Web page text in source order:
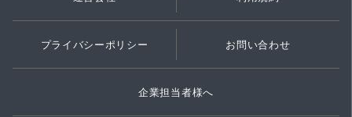
プライバシーポリシー お問い合わせ
企業担当者様へ